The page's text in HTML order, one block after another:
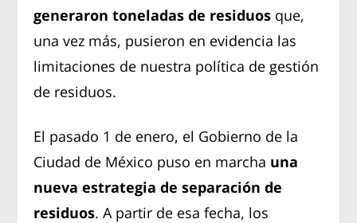
generaron toneladas de residuos que,
una vez más, pusieron en evidencia las
limitaciones de nuestra política de gestión
de residuos.
El pasado 1 de enero, el Gobierno de la
Ciudad de México puso en marcha una
nueva estrategia de separación de
residuos. A partir de esa fecha, los